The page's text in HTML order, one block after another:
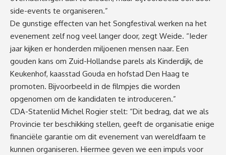
side-events te organiseren.”
De gunstige effecten van het Songfestival werken na het
evenement zelf nog veel langer door, zegt Weide. “Ieder
jaar kijken er honderden miljoenen mensen naar. Een
gouden kans om Zuid-Hollandse parels als Kinderdijk, de
Keukenhof, kaasstad Gouda en hofstad Den Haag te
promoten. Bijvoorbeeld in de filmpjes die worden
opgenomen om de kandidaten te introduceren.”
CDA-Statenlid Michel Rogier stelt: “Dit bedrag, dat we als
Provincie ter beschikking stellen, geeft de organisatie enige
financiële garantie om dit evenement van wereldfaam te
kunnen organiseren. Hiermee geven we een impuls voor